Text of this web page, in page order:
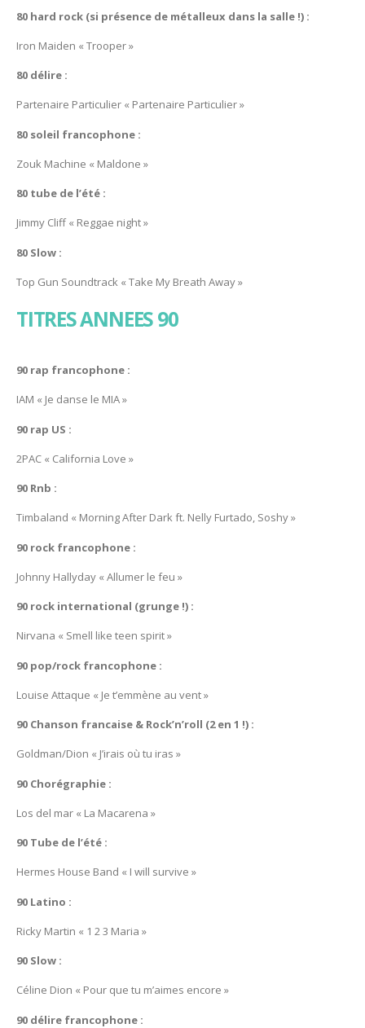
80 hard rock (si présence de métalleux dans la salle !) :
Iron Maiden « Trooper »
80 délire :
Partenaire Particulier « Partenaire Particulier »
80 soleil francophone :
Zouk Machine « Maldone »
80 tube de l’été :
Jimmy Cliff « Reggae night »
80 Slow :
Top Gun Soundtrack « Take My Breath Away »
TITRES ANNEES 90
90 rap francophone :
IAM « Je danse le MIA »
90 rap US :
2PAC « California Love »
90 Rnb :
Timbaland « Morning After Dark ft. Nelly Furtado, Soshy »
90 rock francophone :
Johnny Hallyday « Allumer le feu »
90 rock international (grunge !) :
Nirvana « Smell like teen spirit »
90 pop/rock francophone :
Louise Attaque « Je t’emmène au vent »
90 Chanson francaise & Rock’n’roll (2 en 1 !) :
Goldman/Dion « J’irais où tu iras »
90 Chorégraphie :
Los del mar « La Macarena »
90 Tube de l’été :
Hermes House Band « I will survive »
90 Latino :
Ricky Martin « 1 2 3 Maria »
90 Slow :
Céline Dion « Pour que tu m’aimes encore »
90 délire francophone :